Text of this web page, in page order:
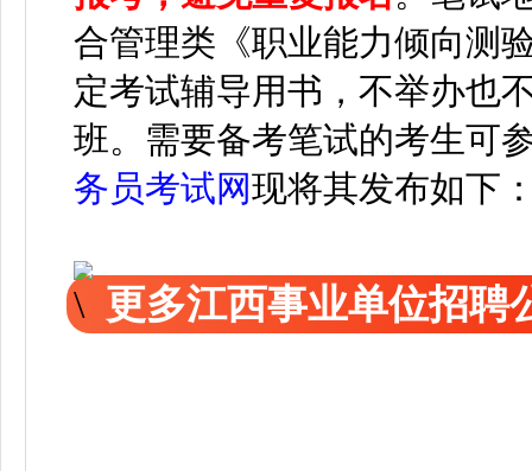
合管理类《职业能力倾向测
定考试辅导用书，不举办也
班。需要备考笔试的考生可
务员考试网现将其发布如下
更多江西事业单位招聘